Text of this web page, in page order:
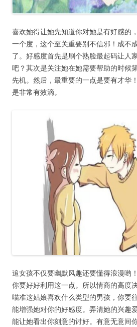
喜欢她得让她先知道你对她是有好感的
一个度，这个至关重要别不信邪！成不
了。好感度首先是刷个熟脸最起码让人
吧？其次是关注她在她需要帮助的时候
先机。然后，最重要的一点是要有才华
是非常有效滴。
追女孩不仅要幽默风趣还要懂得浪漫哟
你要好好利用这一点。所以情商的高度
喵准这姑娘喜欢什么类型的男孩，你要
能增强她对你的好感度。弄清她的兴趣
能让她看出你刻意的讨好。有意无意间